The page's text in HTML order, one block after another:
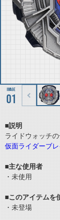
01
■説明
ライドウォッチの
仮面ライダーブレ
■主な使用者
・未使用
■このアイテムを
・未登場